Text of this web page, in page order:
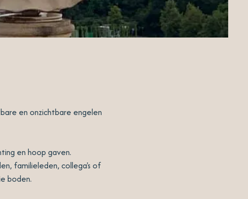
en onzichtbare engelen
en hoop gaven.
familieleden, collega's of
boden.